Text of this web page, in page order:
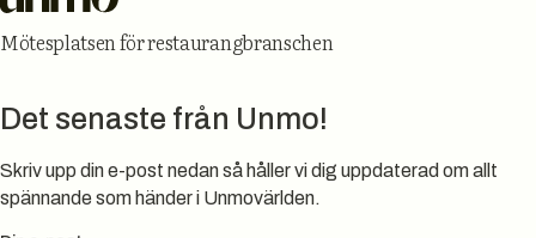
Mötesplatsen för restaurangbranschen
Det senaste från Unmo!
Skriv upp din e-post nedan så håller vi dig uppdaterad om allt
spännande som händer i Unmovärlden.